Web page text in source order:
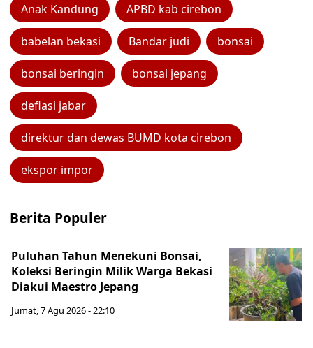
Anak Kandung APBD kab cirebon
babelan bekasi Bandar judi bonsai
bonsai beringin bonsai jepang
deflasi jabar
direktur dan dewas BUMD kota cirebon
ekspor impor
Berita Populer
Puluhan Tahun Menekuni Bonsai,
Koleksi Beringin Milik Warga Bekasi
Diakui Maestro Jepang
Jumat, 7 Agu 2026 - 22:10